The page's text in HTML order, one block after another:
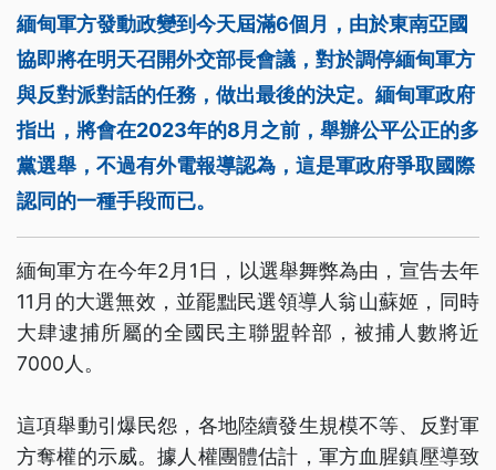
緬甸軍方發動政變到今天屆滿6個月，由於東南亞國
協即將在明天召開外交部長會議，對於調停緬甸軍方
與反對派對話的任務，做出最後的決定。緬甸軍政府
指出，將會在2023年的8月之前，舉辦公平公正的多
黨選舉，不過有外電報導認為，這是軍政府爭取國際
認同的一種手段而已。
緬甸軍方在今年2月1日，以選舉舞弊為由，宣告去年
11月的大選無效，並罷黜民選領導人翁山蘇姬，同時
大肆逮捕所屬的全國民主聯盟幹部，被捕人數將近
7000人。
這項舉動引爆民怨，各地陸續發生規模不等、反對軍
方奪權的示威。據人權團體估計，軍方血腥鎮壓導致